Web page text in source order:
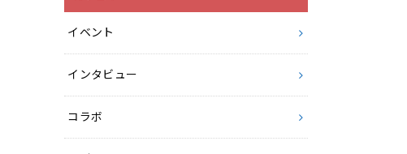
イベント
インタビュー
コラボ